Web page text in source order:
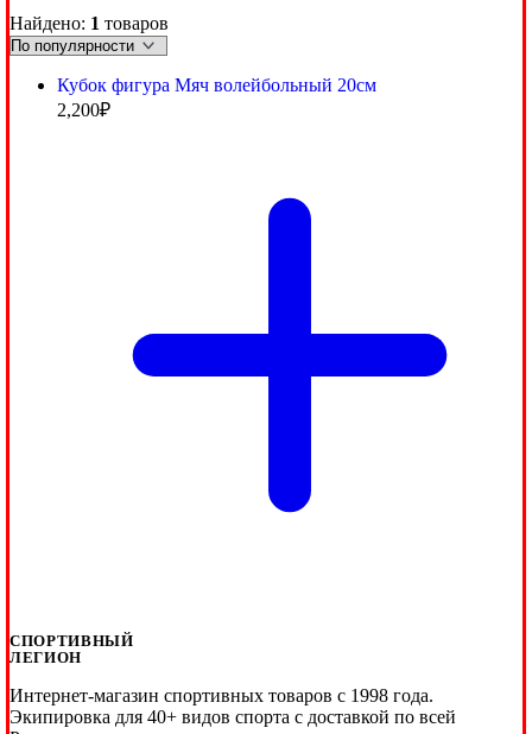
Найдено: 1 товаров
Кубок фигура Мяч волейбольный 20см
2,200₽
СПОРТИВНЫЙ
ЛЕГИОН
Интернет-магазин спортивных товаров с 1998 года.
Экипировка для 40+ видов спорта с доставкой по всей